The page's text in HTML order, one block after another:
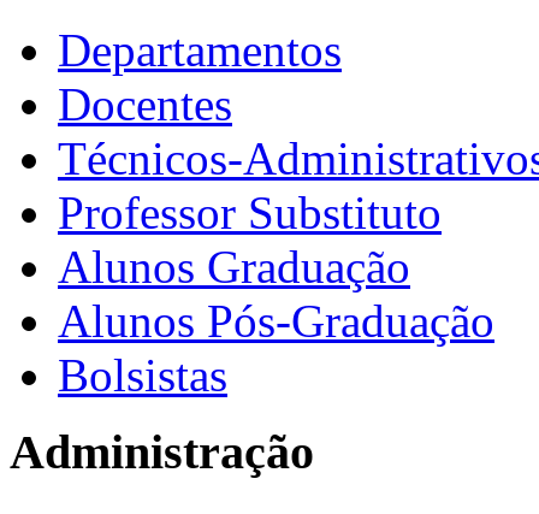
Departamentos
Docentes
Técnicos-
Professor Substituto
Alunos Graduação
Alunos Pós-Graduação
Bolsistas
Administração